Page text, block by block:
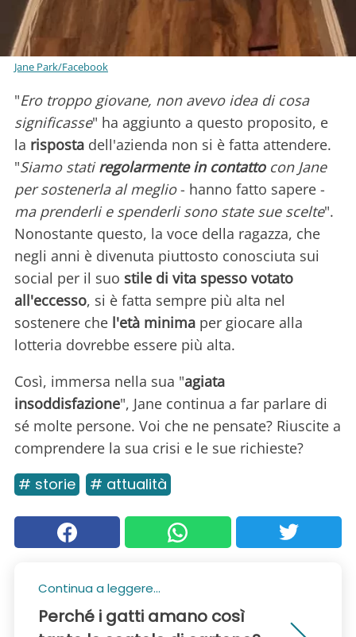
Jane Park/Facebook
"Ero troppo giovane, non avevo idea di cosa
significasse" ha aggiunto a questo proposito, e
la risposta dell'azienda non si è fatta attendere.
"Siamo statiregolarmente in contattocon Jane
per sostenerla al meglio- hanno fatto sapere -
ma prenderli e spenderli sono state sue scelte".
Nonostante questo, la voce della ragazza, che
negli anni è divenuta piuttosto conosciuta sui
social per il suo stile di vita spesso votato
all'eccesso, si è fatta sempre più alta nel
sostenere che l'età minima per giocare alla
lotteria dovrebbe essere più alta.
Così, immersa nella sua "agiata
insoddisfazione", Jane continua a far parlare di
sé molte persone. Voi che ne pensate? Riuscite a
comprendere la sua crisi e le sue richieste?
# storie # attualità
Continua a leggere...
Perché i gatti amano così